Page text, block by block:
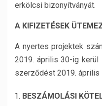
erkölcsi bizonyítványát.
A KIFIZETÉSEK
A nyertes projektek
2019. április 30-ig kerül
szerződést 2019. április
BESZÁMOLÁSI